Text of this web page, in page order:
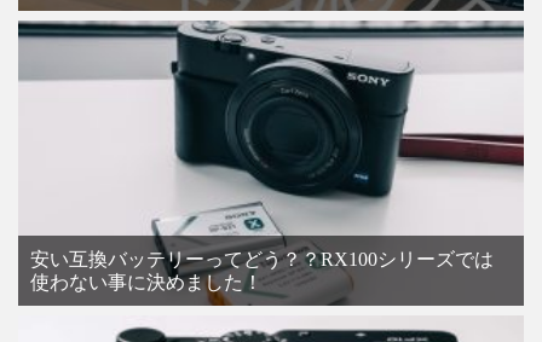
安い互換バッテリーってどう？？RX100シリーズでは
使わない事に決めました！